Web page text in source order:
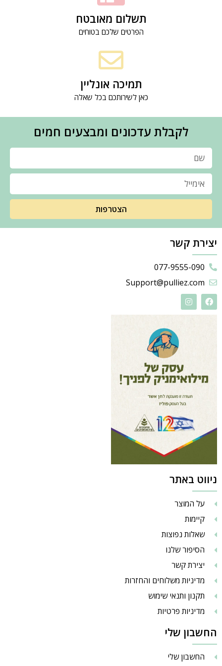
תשלום מאובטח
הפרטים שלכם בטוחים
תמיכה אונליין
כאן לשירותכם בכל שאלה
לקבלת עדכונים ומבצעים חמים
הצטרפות
יצירת קשר
077-9555-090
Support@pulliez.com
ניווט באתר
על המוצר
קיימות
שאלות נפוצות
הסיפור שלנו
יצירת קשר
מדיניות משלוחים והחזרות
תקנון ותנאי שימוש
מדיניות פרטיות
החשבון שלי
החשבון שלי